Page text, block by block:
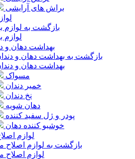
براش های آرایشی
بازگشت به لوازم
لوازم
بهداشت دهان و
بازگشت به بهداشت دهان و
بهداشت دهان و
مسواک
خمیر دندان
نخ دندان
دهان شویه
پودر و ژل سفید کننده
خوشبو کننده دهان
لوازم
بازگشت به لوازم اصلاح
لوازم اصلاح